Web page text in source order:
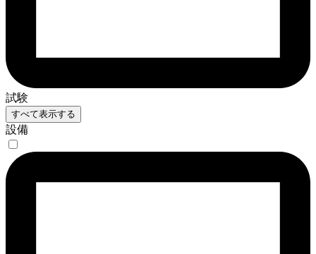
試験
すべて表示する
設備